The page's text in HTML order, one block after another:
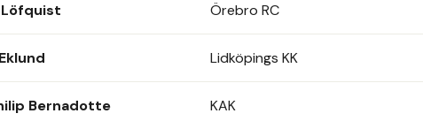
Örebro RC
Lidköpings KK
Bernadotte KAK